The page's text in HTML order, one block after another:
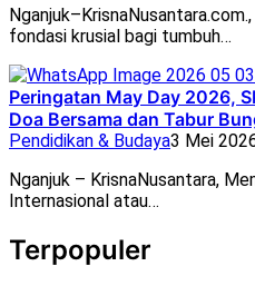
fondasi krusial bagi tumbuh…
Peringatan May Day 2026,
Doa Bersama dan Tabur
Pendidikan & Budaya3 Mei
Nganjuk – KrisnaNusantara,
Internasional atau…
Terpopuler